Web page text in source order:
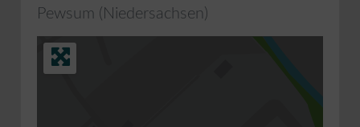
Pewsum ( Niedersachsen)